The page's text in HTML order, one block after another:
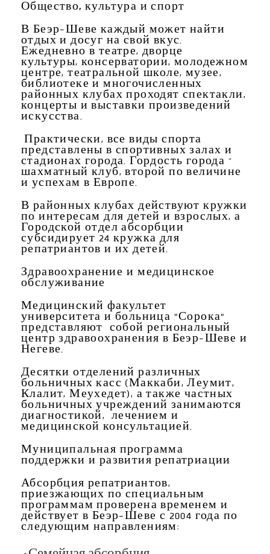
Общество, культура и спорт
В Беэр-Шеве каждый может найти
отдых и досуг на свой вкус.
Ежедневно в театре, дворце
культуры, консерватории, молодежном
центре, театральной школе, музее,
библиотеке и многочисленных
районных клубах проходят спектакли,
концерты и выставки произведений
искусства.
Практически, все виды спорта
представлены в спортивных залах и
стадионах города. Гордость города –
шахматный клуб, второй по величине
и успехам в Европе.
В районных клубах действуют кружки
по интересам для детей и взрослых, а
Городской отдел абсорбции
субсидирует 24 кружка для
репатриантов и их детей.
Здравоохранение и медицинское
обслуживание
Медицинский факультет
университета и больница "Сорока"
представляют собой региональный
центр здравоохранения в Беэр-Шеве и
Негеве.
Десятки отделений различных
больничных касс (Маккаби, Леумит,
Клалит, Меухедет), а также частных
больничных учреждений занимаются
диагностикой, лечением и
медицинской консультацией.
Муниципальная программа
поддержки и развития репатриации
Абсорбция репатриантов,
приезжающих по специальным
программам проверена временем и
действует в Беэр-Шеве с 2004 года по
следующим направлениям: